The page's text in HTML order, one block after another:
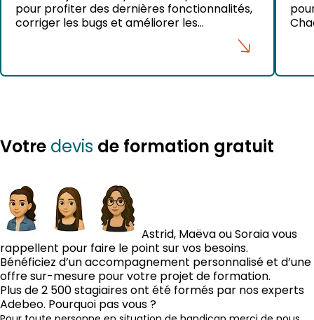
pour profiter des dernières fonctionnalités,
corriger les bugs et améliorer les
beaucoup d’utilisateurs ignorent qu’il suffit
à jour. Voici un guide simple pour t’assurer
Votre devis de formation gratuit
Astrid, Maëva ou Soraia vous
rappellent pour faire le point sur vos besoins.
Bénéficiez d’un accompagnement personnalisé et d’une
offre sur-mesure pour votre projet de formation.
Plus de 2 500 stagiaires ont été formés par nos experts
Adebeo. Pourquoi pas vous ?